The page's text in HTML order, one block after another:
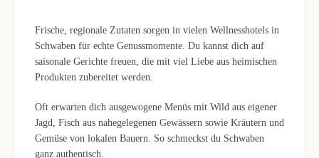
Frische, regionale Zutaten sorgen in vielen Wellnesshotels in
Schwaben für echte Genussmomente. Du kannst dich auf
saisonale Gerichte freuen, die mit viel Liebe aus heimischen
Produkten zubereitet werden.
Oft erwarten dich ausgewogene Menüs mit Wild aus eigener
Jagd, Fisch aus nahegelegenen Gewässern sowie Kräutern und
Gemüse von lokalen Bauern. So schmeckst du Schwaben
ganz authentisch.